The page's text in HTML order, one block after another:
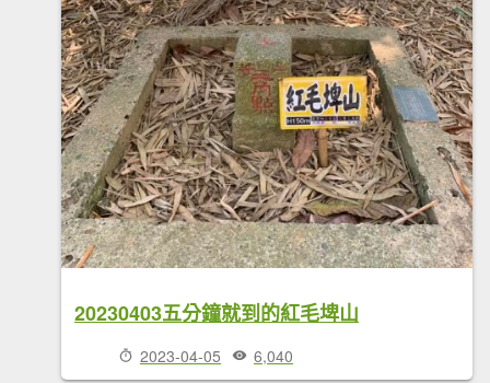
20230403五分鐘就到的紅毛埤山
2023-04-05 6,040